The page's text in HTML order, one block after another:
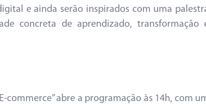
e ainda serão inspirados com uma
concreta de aprendizado, transformação
commerce” abre a programação às 14h, com